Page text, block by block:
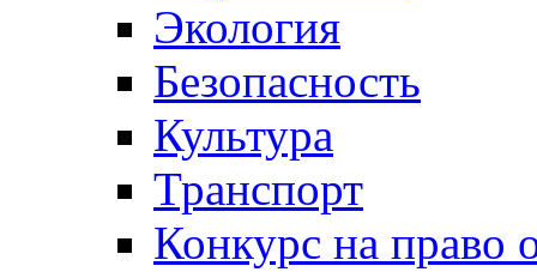
Экология
Безопасность
Культура
Транспорт
Конкурс на право